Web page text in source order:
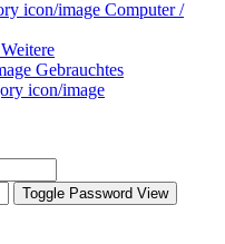
Computer /
Weitere
Gebrauchtes
Toggle Password View